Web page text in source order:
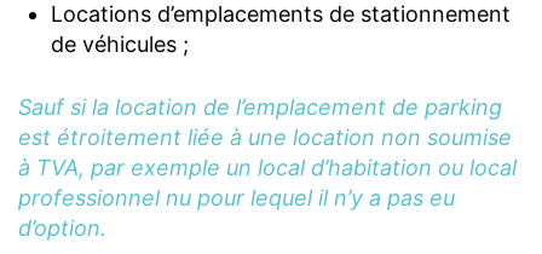
Locations d’emplacements de stationnement
de véhicules ;
Sauf si la location de l’emplacement de parking
est étroitement liée à une location non soumise
à TVA, par exemple un local d’habitation ou local
professionnel nu pour lequel il n’y a pas eu
d’option.